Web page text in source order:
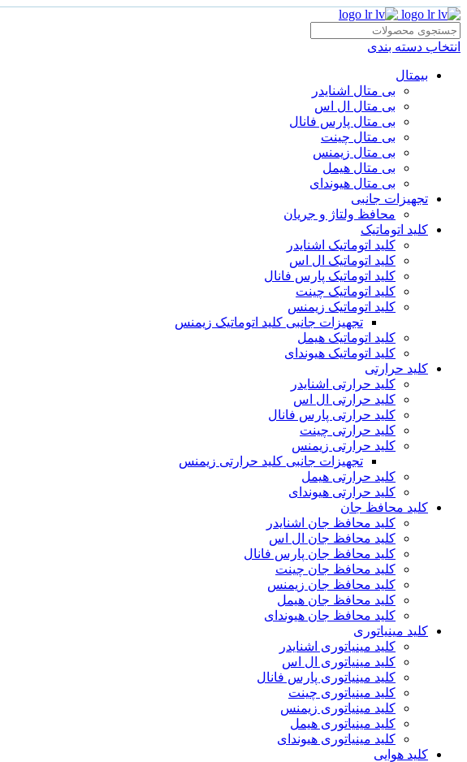
انتخاب دسته بندی
بیمتال
بی متال اشنایدر
بی متال ال اس
بی متال پارس فانال
بی متال چینت
بی متال زیمنس
بی متال هیمل
بی متال هیوندای
تجهیزات جانبی
محافظ ولتاژ و‌ جریان
کلید اتوماتیک
کلید اتوماتیک اشنایدر
کلید اتوماتیک ال اس
کلید اتوماتیک پارس فانال
کلید اتوماتیک چینت
کلید اتوماتیک زیمنس
تجهیزات جانبی کلید اتوماتیک زیمنس
کلید اتوماتیک هیمل
کلید اتوماتیک هیوندای
کلید حرارتی
کلید حرارتی اشنایدر
کلید حرارتی ال اس
کلید حرارتی پارس فانال
کلید حرارتی چینت
کلید حرارتی زیمنس
تجهیزات جانبی کلید حرارتی زیمنس
کلید حرارتی هیمل
کلید حرارتی هیوندای
کلید محافظ جان
کلید محافظ جان اشنایدر
کلید محافظ جان ال اس
کلید محافظ جان پارس فانال
کلید محافظ جان چینت
کلید محافظ جان زیمنس
کلید محافظ جان هیمل
کلید محافظ جان هیوندای
کلید مینیاتوری
کلید مینیاتوری اشنایدر
کلید مینیاتوری ال اس
کلید مینیاتوری پارس فانال
کلید مینیاتوری چینت
کلید مینیاتوری زیمنس
کلید مینیاتوری هیمل
کلید مینیاتوری هیوندای
کلید هوایی